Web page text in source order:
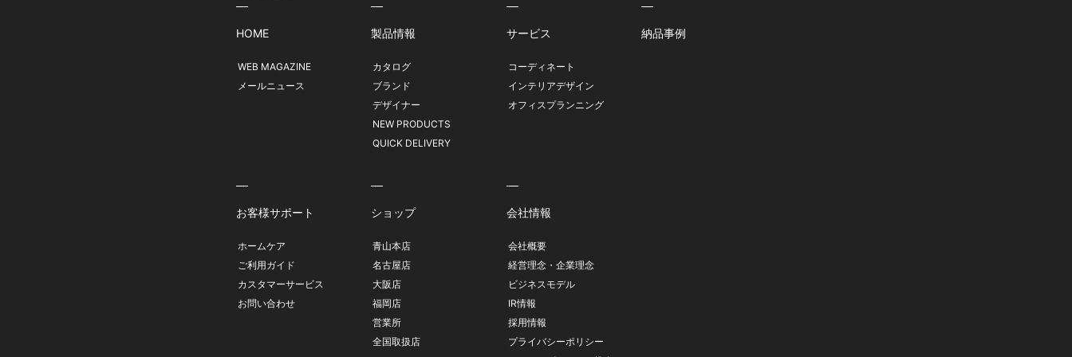
HOME
WEB MAGAZINE
メールニュース
製品情報
カタログ
ブランド
デザイナー
NEW PRODUCTS
QUICK DELIVERY
サービス
コーディネート
インテリアデザイン
オフィスプランニング
納品事例
お客様サポート
ホームケア
ご利用ガイド
カスタマーサービス
お問い合わせ
ショップ
青山本店
名古屋店
大阪店
福岡店
営業所
全国取扱店
会社情報
会社概要
経営理念・企業理念
ビジネスモデル
IR情報
採用情報
プライバシーポリシー